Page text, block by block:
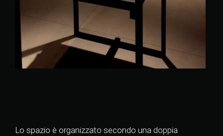
Lo spazio è organizzato secondo una doppia